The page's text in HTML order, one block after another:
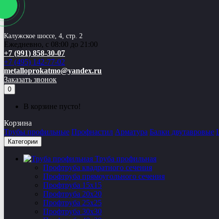
Калужское шоссе, 4, стр. 2
Ежедневно, с 08:00 до 21:00
+7 (991) 858-30-07
+7 (495) 142-77-02
metalloprokatmo@yandex.ru
Заказать звонок
0
В корзине пусто!
Корзина
Трубы профильные Профнастил Арматура Балки двутавровые
Категории
Труба профильная
Профтруба квадратного сечения
Профтруба прямоугольного сечения
Профтруба 15х15
Профтруба 20х20
Профтруба 25х25
Профтруба 30х30